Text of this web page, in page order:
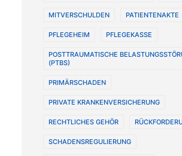
MITVERSCHULDEN PATIENTENAKTE
PFLEGEHEIM PFLEGEKASSE
POSTTRAUMATISCHE
(PTBS)
PRIMÄRSCHADEN
PRIVATE KRANKENVERSICHERUNG
RECHTLICHES GEHÖR
SCHADENSREGULIERUNG